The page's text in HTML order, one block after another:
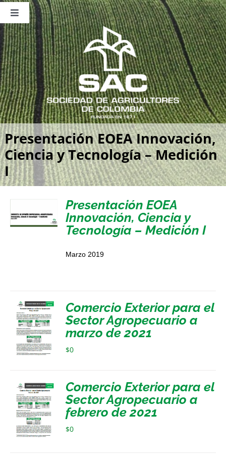
Saltar
contenido
Toggle
Navigation
Nosotros
Publicaciones
Sala de Prensa
Eventos
Presentación EOEA Innovación,
Ciencia y Tecnología – Medición
I
Presentación EOEA
Innovación, Ciencia y
Tecnología – Medición I
Marzo 2019
Comercio Exterior para el
Sector Agropecuario a
marzo de 2021
$0
Comercio Exterior para el
Sector Agropecuario a
febrero de 2021
$0